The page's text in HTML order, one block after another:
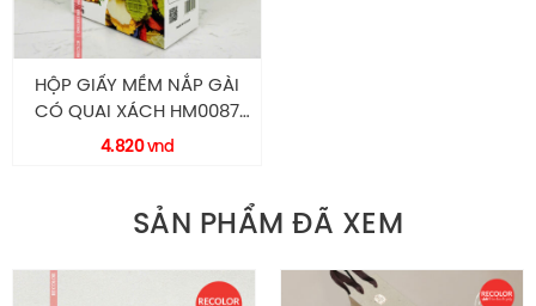
HỘP GIẤY MỀM NẮP GÀI
CÓ QUAI XÁCH HM0087
RECOLOR
4.820vnd
SẢN PHẨM ĐÃ XEM